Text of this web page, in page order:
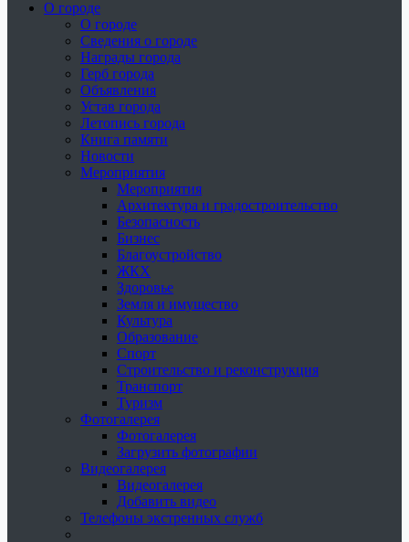
О городе
О городе
Сведения о городе
Награды города
Герб города
Объявления
Устав города
Летопись города
Книга памяти
Новости
Мероприятия
Мероприятия
Архитектура и градостроительство
Безопасность
Бизнес
Благоустройство
ЖКХ
Здоровье
Земля и имущество
Культура
Образование
Спорт
Строительство и реконструкция
Транспорт
Туризм
Фотогалерея
Фотогалерея
Загрузить фотографии
Видеогалерея
Видеогалерея
Добавить видео
Телефоны экстренных служб